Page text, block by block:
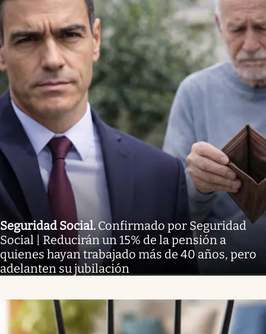
Seguridad Social.Confirmado por Seguridad
Social | Reducirán un 15% de la pensión a
quienes hayan trabajado más de 40 años, pero
adelanten su jubilación